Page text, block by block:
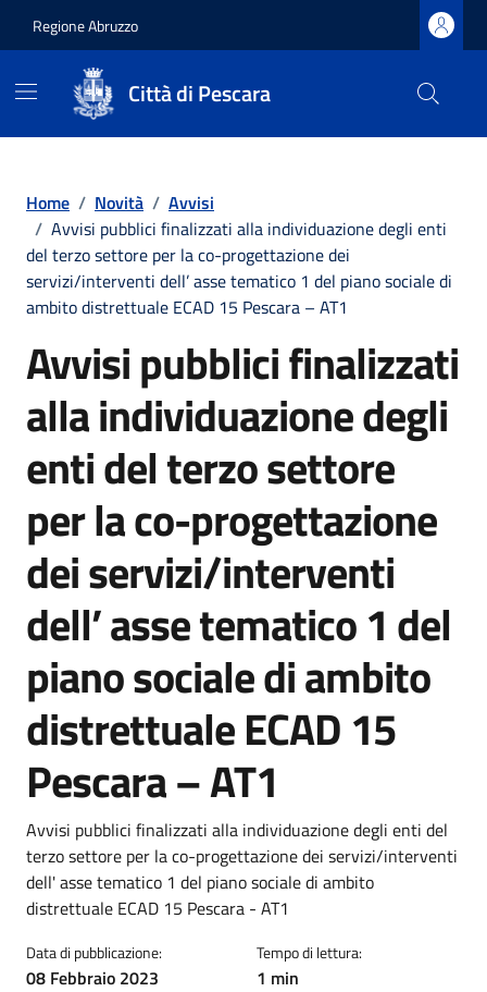
Regione Abruzzo
Città di Pescara
Home / Novità / Avvisi
/ Avvisi pubblici finalizzati alla individuazione degli enti
del terzo settore per la co-progettazione dei
servizi/interventi dell’ asse tematico 1 del piano sociale di
ambito distrettuale ECAD 15 Pescara – AT1
Avvisi pubblici finalizzati
alla individuazione degli
enti del terzo settore
per la co-progettazione
dei servizi/interventi
dell’ asse tematico 1 del
piano sociale di ambito
distrettuale ECAD 15
Pescara – AT1
Dettagli della notizia
Avvisi pubblici finalizzati alla individuazione degli enti del
terzo settore per la co-progettazione dei servizi/interventi
dell' asse tematico 1 del piano sociale di ambito
distrettuale ECAD 15 Pescara - AT1
Data di pubblicazione:
08 Febbraio 2023
Tempo di lettura:
1 min